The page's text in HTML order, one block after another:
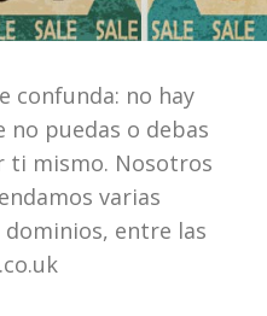
confunda: no hay
no puedas o debas
ti mismo. Nosotros
varias
entre las